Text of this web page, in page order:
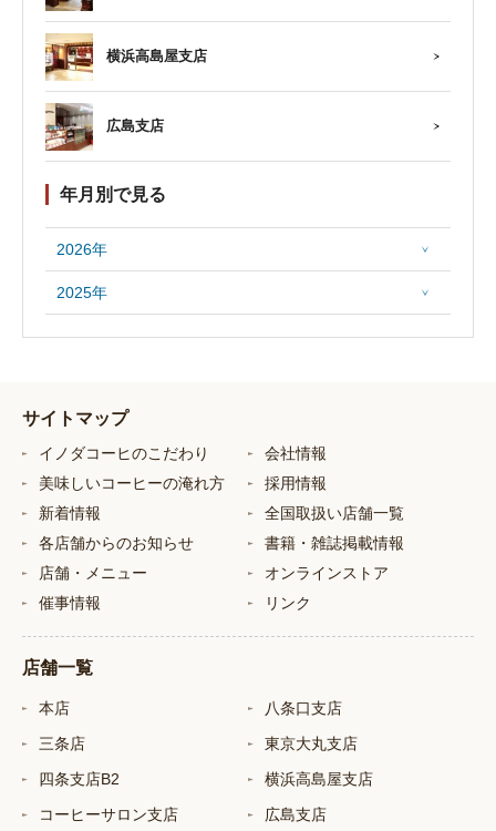
横浜高島屋支店
広島支店
年月別で見る
2026年
2025年
サイトマップ
イノダコーヒのこだわり
美味しいコーヒーの淹れ方
新着情報
各店舗からのお知らせ
店舗・メニュー
催事情報
会社情報
採用情報
全国取扱い店舗一覧
書籍・雑誌掲載情報
オンラインストア
リンク
店舗一覧
本店
三条店
四条支店B2
コーヒーサロン支店
八条口支店
東京大丸支店
横浜高島屋支店
広島支店